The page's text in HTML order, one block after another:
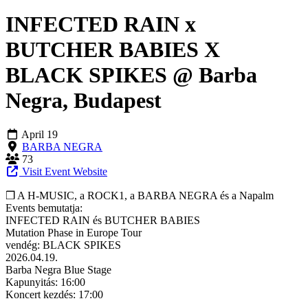
INFECTED RAIN x
BUTCHER BABIES X
BLACK SPIKES @ Barba
Negra, Budapest
April 19
BARBA NEGRA
73
Visit Event Website
❒ A H-MUSIC, a ROCK1, a BARBA NEGRA és a Napalm
Events bemutatja:
INFECTED RAIN és BUTCHER BABIES
Mutation Phase in Europe Tour
vendég: BLACK SPIKES
2026.04.19.
Barba Negra Blue Stage
Kapunyitás: 16:00
Koncert kezdés: 17:00